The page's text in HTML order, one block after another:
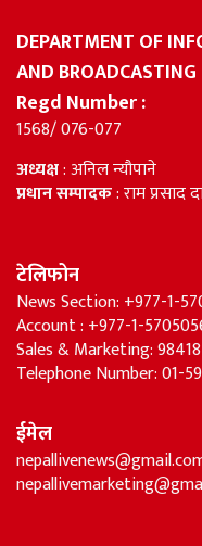
DEPARTMENT OF
AND BROADCASTING
Regd Number :
1568/ 076-077
अध्यक्ष: अनिल न्यौपाने
प्रधान सम्पादक: राम प्रसाद
टेलिफोन
News Section: +977-1-
Account : +977-1-
Sales & Marketing:
Telephone Number: 01-
ईमेल